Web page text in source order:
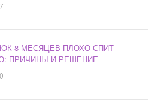
8 МЕСЯЦЕВ ПЛОХО СПИТ
ПРИЧИНЫ И РЕШЕНИЕ